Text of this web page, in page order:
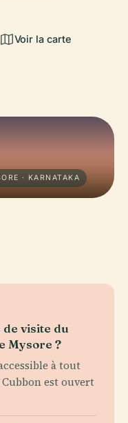
Voir la carte
· KARNATAKA
visite du
Mysore ?
à tout
est ouvert